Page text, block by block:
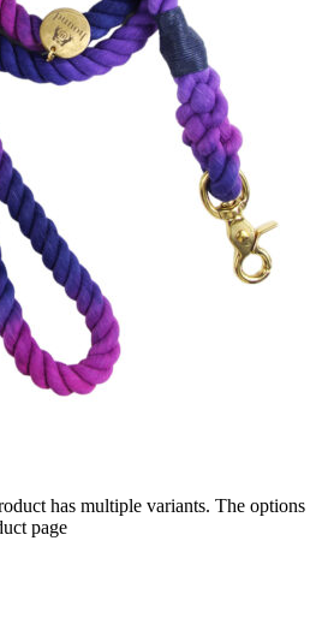
has multiple variants. The options
page